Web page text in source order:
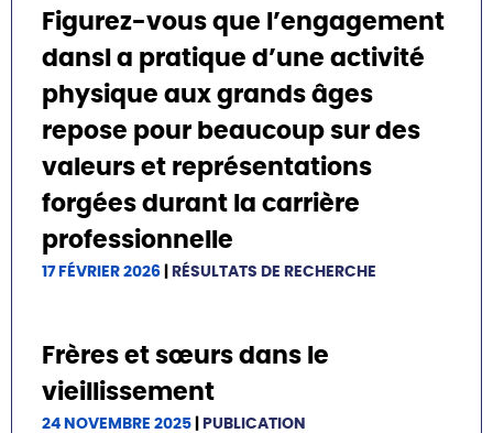
Figurez-vous que l’engagement
dansl a pratique d’une activité
physique aux grands âges
repose pour beaucoup sur des
valeurs et représentations
forgées durant la carrière
professionnelle
17 FÉVRIER 2026 RÉSULTATS DE RECHERCHE
Frères et sœurs dans le
vieillissement
24 NOVEMBRE 2025 PUBLICATION